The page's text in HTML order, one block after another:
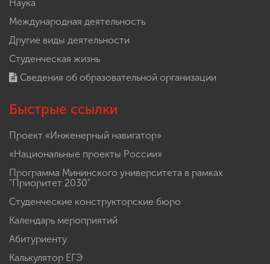
Наука
Международная деятельность
Другие виды деятельности
Студенческая жизнь
Сведения об образовательной организации
Быстрые ссылки
Проект «Инженерный навигатор»
«Национальные проекты России»
Программа Мининского университета в рамках
"Приоритет 2030"
Студенческие конструкторские бюро
Календарь мероприятий
Абитуриенту
Калькулятор ЕГЭ